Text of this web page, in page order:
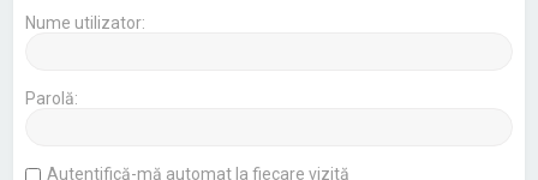
Nume utilizator:
Parolă:
Autentifică-mă automat la fiecare vizită